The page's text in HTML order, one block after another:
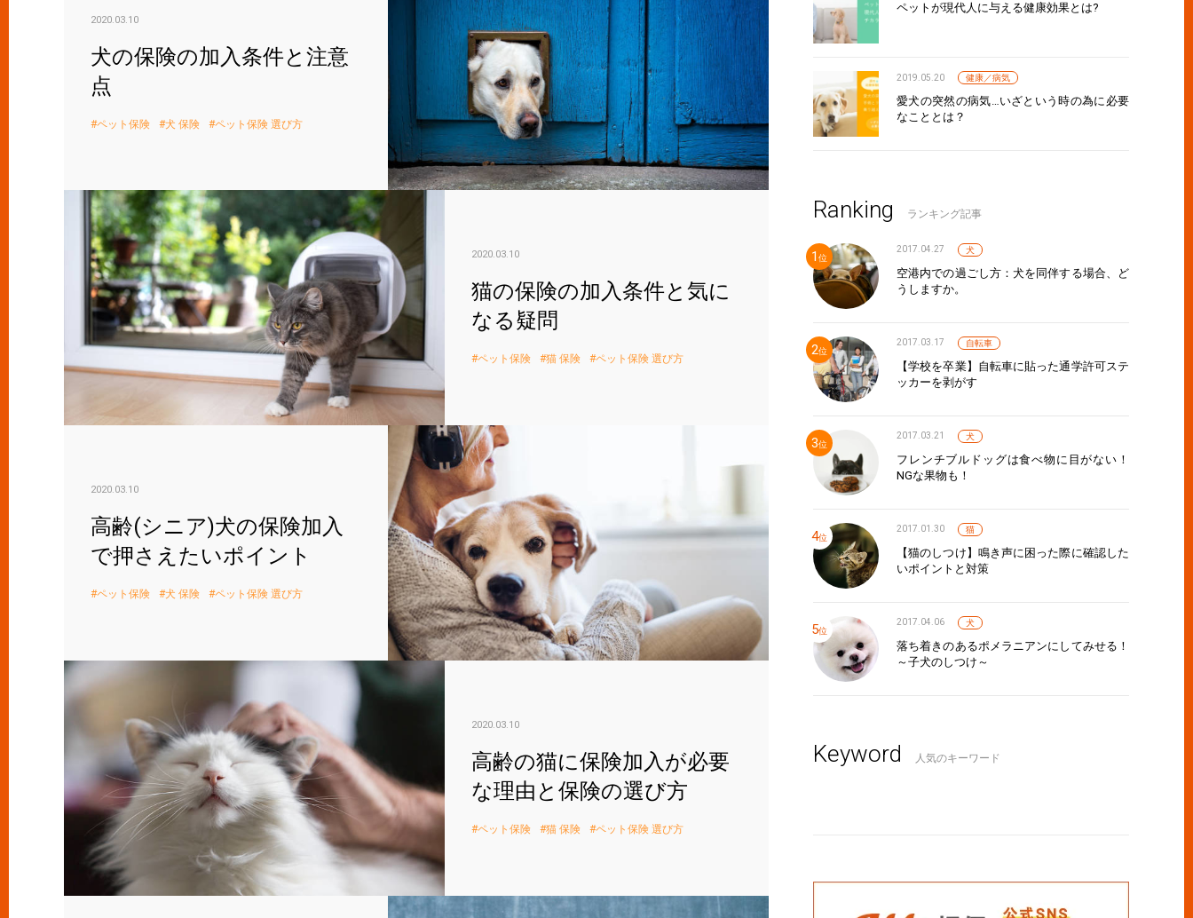
2020.03.10
犬の保険の加入条件と注意
点
ペット保険 犬 保険 ペット保険 選び方
猫の保険の加入条件と気になる疑問
2020.03.10
猫の保険の加入条件と気に
なる疑問
ペット保険 猫 保険 ペット保険 選び方
高齢(シニア)犬の保険加入で押さえたいポイント
2020.03.10
高齢(シニア)犬の保険加入
で押さえたいポイント
ペット保険 犬 保険 ペット保険 選び方
高齢の猫に保険加入が必要な理由と保険の選び方
2020.03.10
高齢の猫に保険加入が必要
な理由と保険の選び方
ペット保険 猫 保険 ペット保険 選び方
ペット保険の加入年齢と、歳が分からない場合の対応
ペットが現代人に与える健康効果とは?
2019.05.20 健康／病気
愛犬の突然の病気…いざという時の為に必要
なこととは？
Ranking ランキング記事
2017.04.27 犬
空港内での過ごし方：犬を同伴する場合、ど
うしますか。
2017.03.17 自転車
【学校を卒業】自転車に貼った通学許可ステ
ッカーを剥がす
2017.03.21 犬
フレンチブルドッグは食べ物に目がない！
NGな果物も！
2017.01.30 猫
【猫のしつけ】鳴き声に困った際に確認した
いポイントと対策
2017.04.06 犬
落ち着きのあるポメラニアンにしてみせる！
～子犬のしつけ～
Keyword 人気のキーワード